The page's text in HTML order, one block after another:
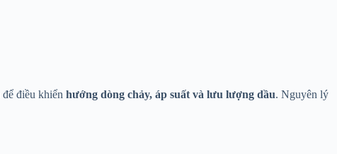
để điều khiển hướng dòng chảy, áp suất và lưu lượng dầu. Nguyên lý